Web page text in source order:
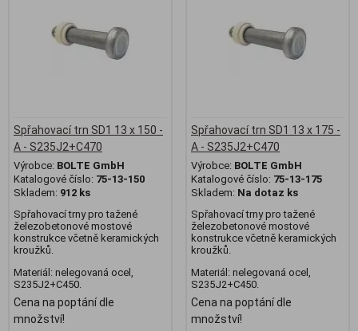
Spřahovací trn SD1 13 x 150 -
A - S235J2+C470
Výrobce: BOLTE GmbH
Katalogové číslo: 75-13-150
Skladem: 912 ks
Spřahovací trny pro tažené
železobetonové mostové
konstrukce včetně keramických
kroužků.
Materiál: nelegovaná ocel,
S235J2+C450.
Cena na poptání dle
množství!
Spřahovací trn SD1 13 x 175 -
A - S235J2+C470
Výrobce: BOLTE GmbH
Katalogové číslo: 75-13-175
Skladem: Na dotaz ks
Spřahovací trny pro tažené
železobetonové mostové
konstrukce včetně keramických
kroužků.
Materiál: nelegovaná ocel,
S235J2+C450.
Cena na poptání dle
množství!